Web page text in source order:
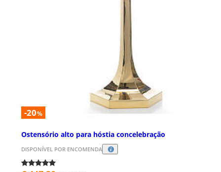
-20%
Ostensório alto para hóstia concelebração
DISPONÍVEL POR ENCOMENDA